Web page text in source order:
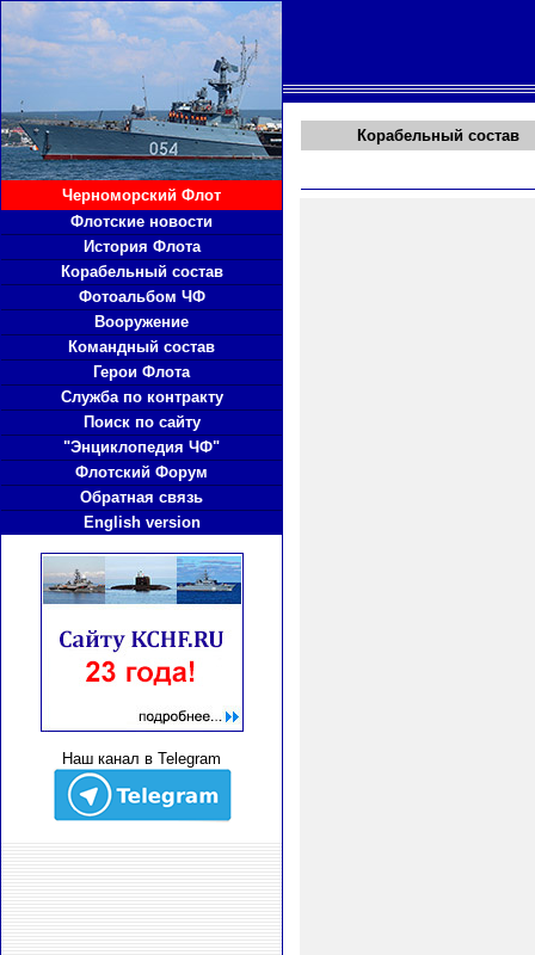
Черноморский Флот
Флотские новости
История Флота
Корабельный состав
Фотоальбом ЧФ
Вооружение
Командный состав
Герои Флота
Служба по контракту
Поиск по сайту
"Энциклопедия ЧФ"
Флотский Форум
Обратная связь
English version
Наш канал в Telegram
Корабельный состав